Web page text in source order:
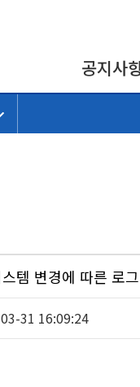
공지사
템 변경에 따른 로
31 16:09:24